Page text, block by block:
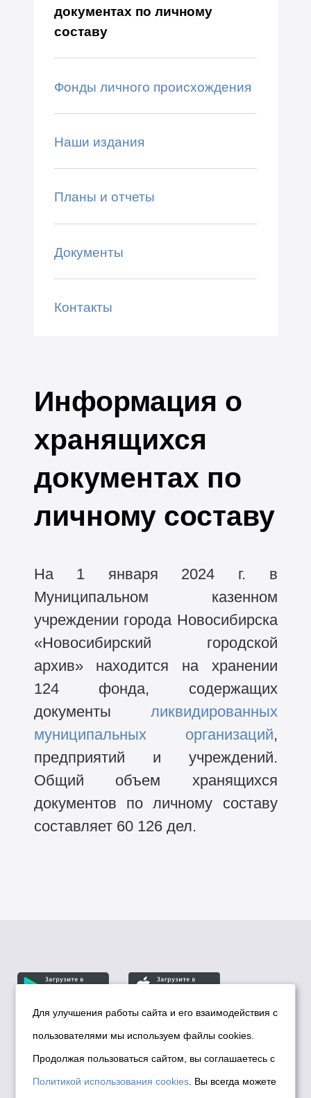
документах по личному
составу
Фонды личного происхождения
Наши издания
Планы и отчеты
Документы
Контакты
Информация о
хранящихся
документах по
личному составу
На 1 января 2024 г. в
Муниципальном казенном
учреждении города Новосибирска
«Новосибирский городской
архив» находится на хранении
124 фонда, содержащих
документы ликвидированных
муниципальных организаций,
предприятий и учреждений.
Общий объем хранящихся
документов по личному составу
составляет 60 126 дел.
© Департамент информационной политики мэрии
города Новосибирска, 2026
Политика использования Cookies
Для улучшения работы сайта и его взаимодействия с
пользователями мы используем файлы cookies.
Продолжая пользоваться сайтом, вы соглашаетесь с
Политикой использования cookies . Вы всегда можете